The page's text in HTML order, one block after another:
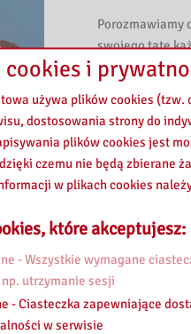
Porozmawiamy
swojego tatę
Nie zabraknie
Dołączcie do
Zapraszamy
(https://
naszych
https://
i
używa plików cookies (tzw.
dostosowania strony do
plików cookies jest
czemu nie będą zbierane
w plikach cookies
które akceptujesz:
- Wszystkie wymagane
utrzymanie sesji
- Ciasteczka zapewniające
w serwisie